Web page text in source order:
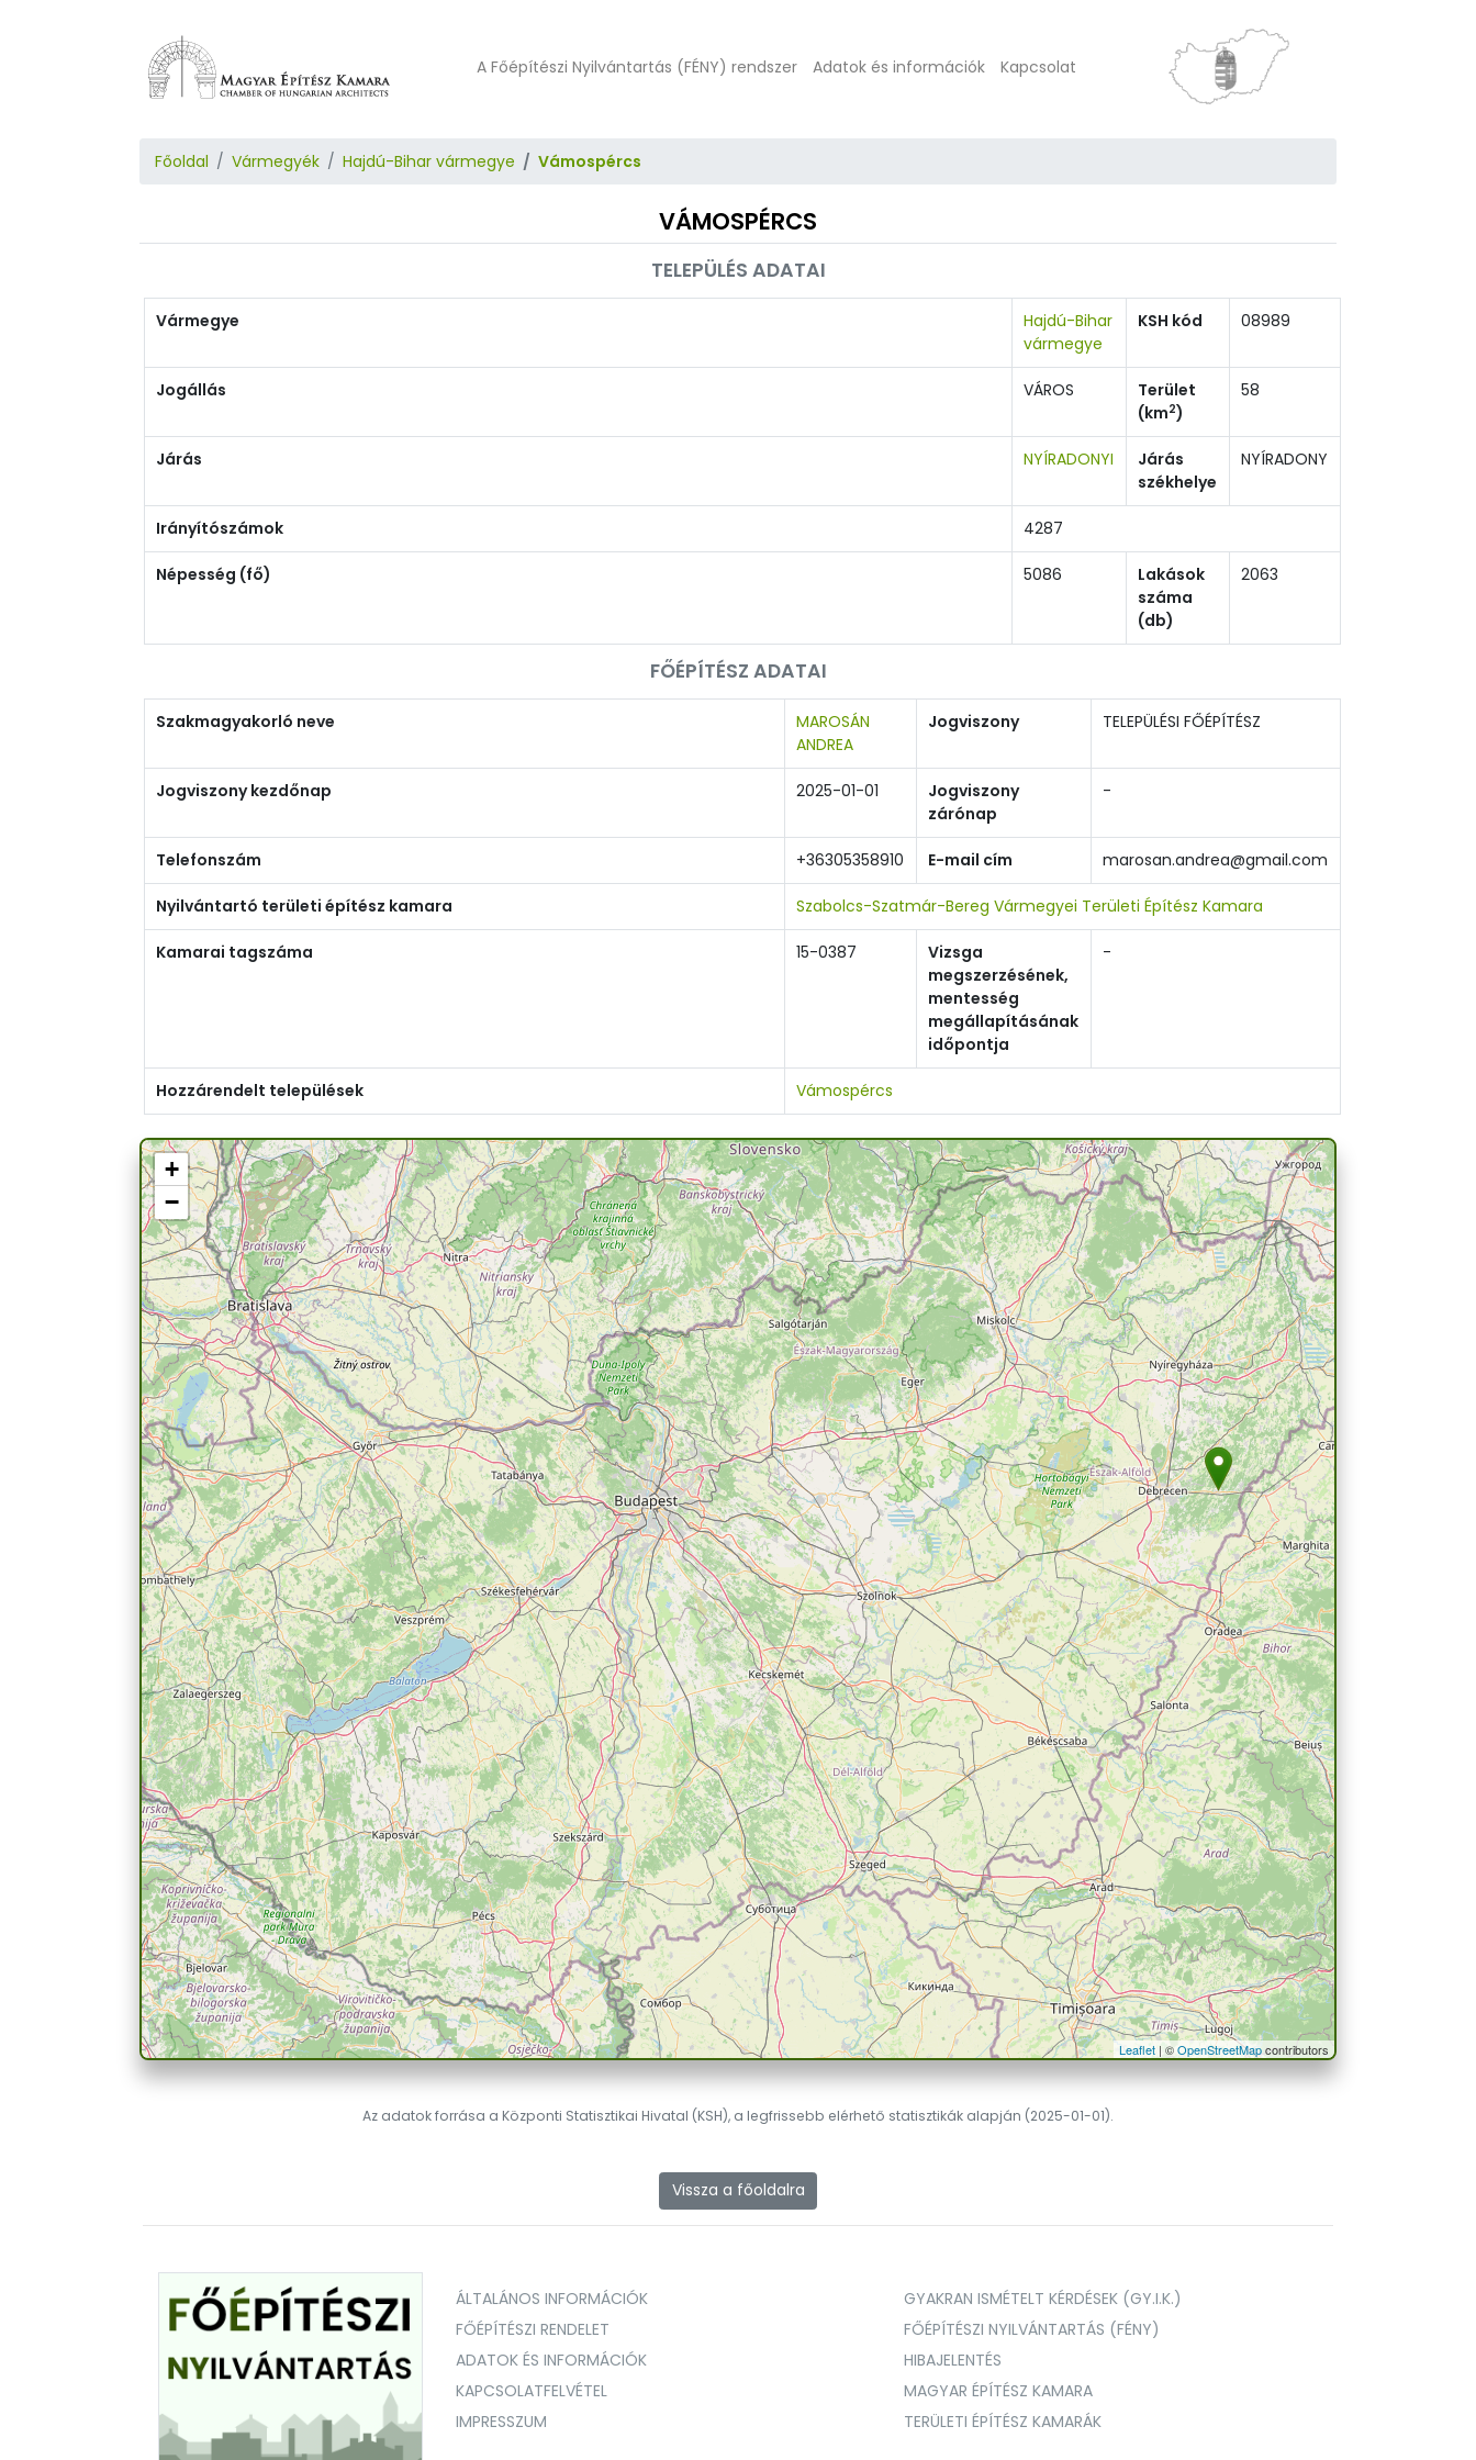
A Főépítészi Nyilvántartás (FÉNY) rendszer Adatok és információk Kapcsolat
Főoldal Vármegyék Hajdú-Bihar vármegye Vámospércs
VÁMOSPÉRCS
TELEPÜLÉS ADATAI
Vármegye
Hajdú-Bihar
vármegye
KSH kód 08989
Jogállás VÁROS
Terület
(km2)
58
Járás NYÍRADONYI
Járás
székhelye
NYÍRADONY
Irányítószámok 4287
Népesség (fő) 5086
Lakások
száma
(db)
2063
FŐÉPÍTÉSZ ADATAI
Szakmagyakorló neve
MAROSÁN
ANDREA
Jogviszony TELEPÜLÉSI FŐÉPÍTÉSZ
Jogviszony kezdőnap 2025-01-01
Jogviszony
zárónap
-
Telefonszám +36305358910 E-mail cím marosan.andrea@gmail.com
Nyilvántartó területi építész kamara Szabolcs-Szatmár-Bereg Vármegyei Területi Építész Kamara
Kamarai tagszáma 15-0387
Vizsga
megszerzésének,
mentesség
megállapításának
időpontja
-
Hozzárendelt települések Vámospércs
+
−
Leaflet | ©OpenStreetMapcontributors
Az adatok forrása a Központi Statisztikai Hivatal (KSH), a legfrissebb elérhető statisztikák alapján (2025-01-01).
Vissza a főoldalra
ÁLTALÁNOS INFORMÁCIÓK
GYAKRAN ISMÉTELT KÉRDÉSEK (GY.I.K.)
FŐÉPÍTÉSZI RENDELET
FŐÉPÍTÉSZI NYILVÁNTARTÁS (FÉNY)
ADATOK ÉS INFORMÁCIÓK
HIBAJELENTÉS
KAPCSOLATFELVÉTEL
MAGYAR ÉPÍTÉSZ KAMARA
IMPRESSZUM
TERÜLETI ÉPÍTÉSZ KAMARÁK